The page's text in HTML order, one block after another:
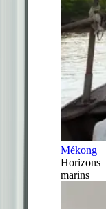
Mékong
Horizons
marins